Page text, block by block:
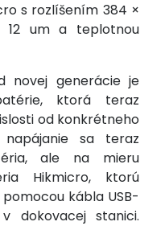
s rozlíšením 384 ×
um a teplotnou
novej generácie je
ktorá teraz
od konkrétneho
sa teraz
ale na mieru
Hikmicro, ktorú
kábla USB-
dokovacej stanici.